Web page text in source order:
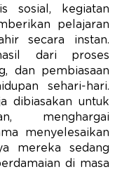
sosial, kegiatan
pelajaran
secara instan.
dari proses
dan pembiasaan
sehari-hari.
dibiasakan untuk
menghargai
menyelesaikan
mereka sedang
di masa